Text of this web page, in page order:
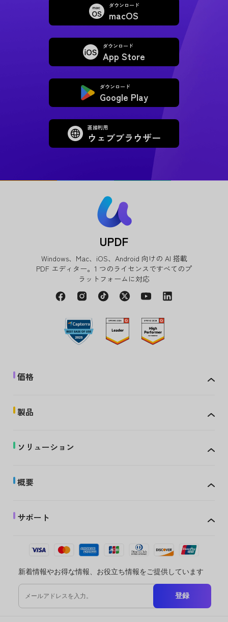
ダウンロード
macOS
ダウンロード
App Store
ダウンロード
Google Play
直接利用
ウェブブラウザー
UPDF
Windows、Mac、iOS、Android 向けの AI 搭載
PDF エディター。1 つのライセンスですべてのプ
ラットフォームに対応
価格
製品
ソリューション
概要
サポート
新着情報やお得な情報、お役立ち情報をご提供しています
登録